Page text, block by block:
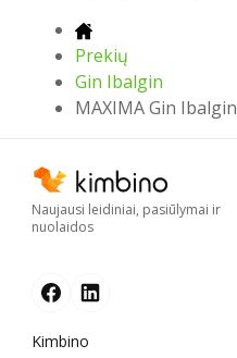
Prekių
Gin Ibalgin
MAXIMA Gin Ibalgin
Naujausi leidiniai, pasiūlymai ir
nuolaidos
Kimbino